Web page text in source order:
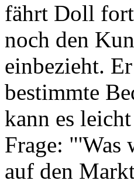
fährt Doll
noch den
einbezieht.
bestimmte
kann es
Frage: "'Was
auf den